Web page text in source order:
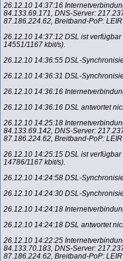
26.12.10 14:37:16
84.133.69.171, DNS-Server:
87.186.224.62, Breitband-PoP:
26.12.10 14:37:12 DSL ist
14551/1167 kbit/s).
26.12.10 14:36:55 DSL-
26.12.10 14:36:31 DSL-
26.12.10 14:36:16
26.12.10 14:36:16 DSL antwortet
26.12.10 14:25:18
84.133.69.142, DNS-Server:
87.186.224.62, Breitband-PoP:
26.12.10 14:25:15 DSL ist
14786/1167 kbit/s).
26.12.10 14:24:58 DSL-
26.12.10 14:24:30 DSL-
26.12.10 14:24:18
26.12.10 14:24:18 DSL antwortet
26.12.10 14:22:25
84.133.70.183, DNS-Server:
87.186.224.62, Breitband-PoP: